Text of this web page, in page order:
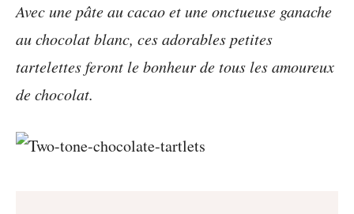
Avec une pâte au cacao et une onctueuse ganache
au chocolat blanc, ces adorables petites
tartelettes feront le bonheur de tous les amoureux
de chocolat.